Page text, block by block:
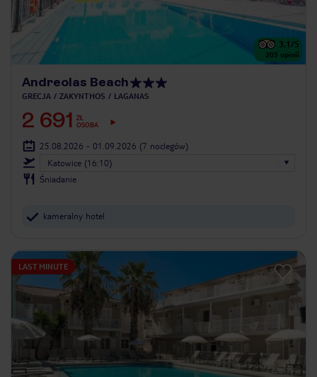
3.1/5
205 opinii
Andreolas Beach
GRECJA ZAKYNTHOS LAGANAS
2 691
ZŁ
OSOBA
25.08.2026 - 01.09.2026 (7 noclegów)
Katowice (16:10)
Śniadanie
kameralny hotel
LAST MINUTE